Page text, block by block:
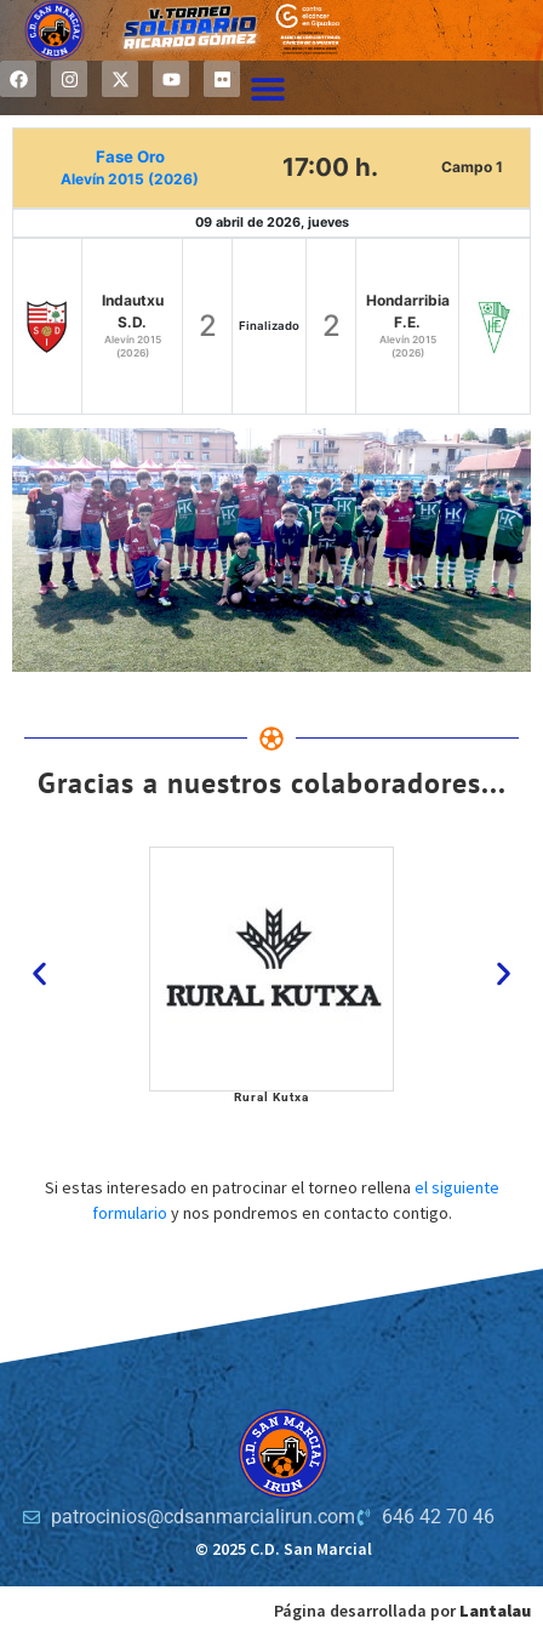
Fase Oro
Alevín 2015 (2026) 17:00 h. Campo 1
09 abril de 2026, jueves
Indautxu
S.D.
Alevín 2015
(2026)
2 Finalizado 2
Hondarribia
F.E.
Alevín 2015
(2026)
Gracias a nuestros colaboradores...
Rural Kutxa
Si estas interesado en patrocinar el torneo rellena el siguiente
formulario y nos pondremos en contacto contigo.
patrocinios@cdsanmarcialirun.com
646 42 70 46
© 2025 C.D. San Marcial
Página desarrollada porLantalau